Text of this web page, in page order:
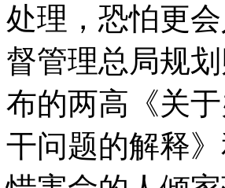
司机酒驾遇交警 急速倒车逃窜
处理，恐怕更
督管理总局规
布的两高《关
干问题的解释